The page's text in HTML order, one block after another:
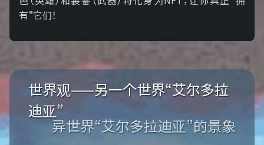
有”它们！
世界观——另一个世界“艾尔多拉
迪亚”
异世界“艾尔多拉迪亚”的景象